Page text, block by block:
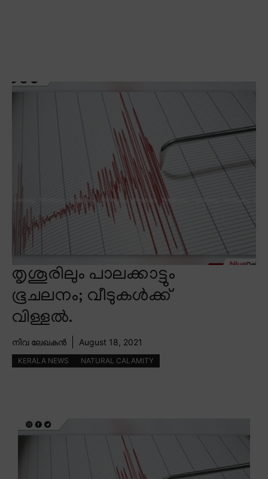
തൃശൂരിലും പാലക്കാട്ടും
ഭൂചലനം; വീടുകൾക്ക്
വിള്ളൽ.
നിവ ലേഖകൻ August 18, 2021
KERALA NEWS NATURAL CALAMITY